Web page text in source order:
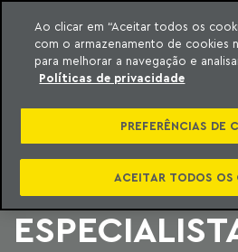
o conteúdo
Machado Meyer
TENDÊNCIA,
ACREDITAM
Ao clicar em “Aceitar todos os
com o armazenamento de cookies
para melhorar a navegação e
Políticas de privacidade
PREFERÊNCIAS DE
ACEITAR TODOS OS